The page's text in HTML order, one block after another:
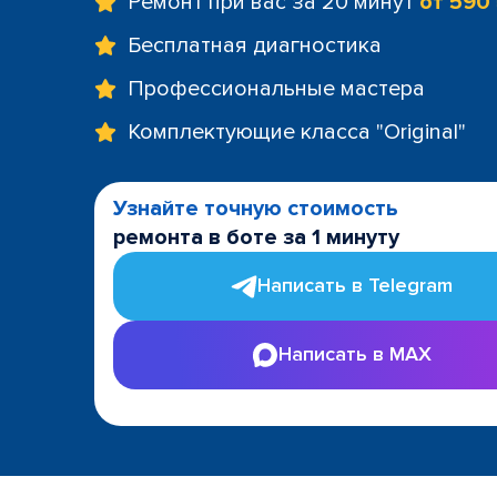
Бесплатная диагностика
Профессиональные мастера
Комплектующие класса "Original"
Узнайте точную стоимость
ремонта в боте за 1 минуту
Написать в Telegram
Написать в MAX